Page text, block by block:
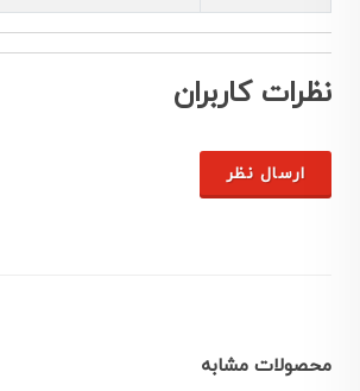
نظرات کاربران
ارسال نظر
محصولات مشابه